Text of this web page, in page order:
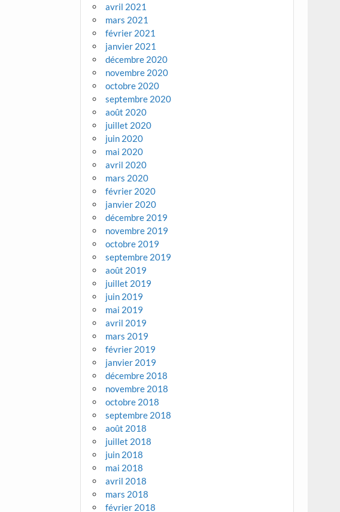
avril 2021
mars 2021
février 2021
janvier 2021
décembre 2020
novembre 2020
octobre 2020
septembre 2020
août 2020
juillet 2020
juin 2020
mai 2020
avril 2020
mars 2020
février 2020
janvier 2020
décembre 2019
novembre 2019
octobre 2019
septembre 2019
août 2019
juillet 2019
juin 2019
mai 2019
avril 2019
mars 2019
février 2019
janvier 2019
décembre 2018
novembre 2018
octobre 2018
septembre 2018
août 2018
juillet 2018
juin 2018
mai 2018
avril 2018
mars 2018
février 2018